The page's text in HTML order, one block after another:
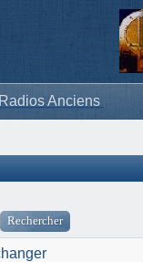
Anciens